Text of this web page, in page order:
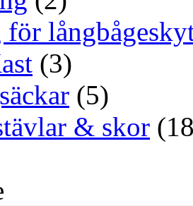
(3)
(5)
& skor